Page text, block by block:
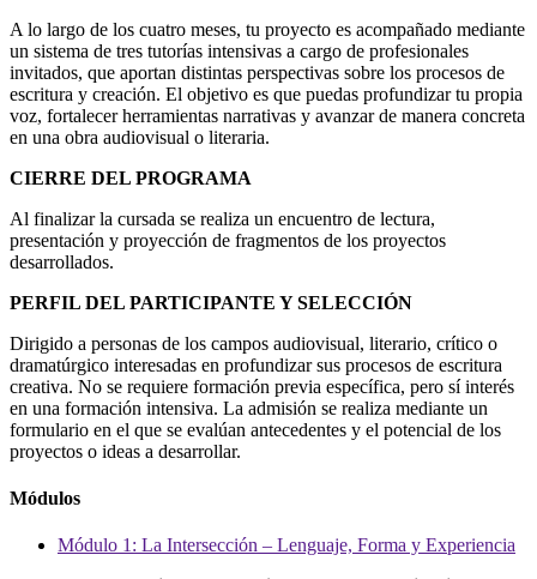
A lo largo de los cuatro meses, tu proyecto es acompañado mediante
un sistema de tres tutorías intensivas a cargo de profesionales
invitados, que aportan distintas perspectivas sobre los procesos de
escritura y creación. El objetivo es que puedas profundizar tu propia
voz, fortalecer herramientas narrativas y avanzar de manera concreta
en una obra audiovisual o literaria.
CIERRE DEL PROGRAMA
Al finalizar la cursada se realiza un encuentro de lectura,
presentación y proyección de fragmentos de los proyectos
desarrollados.
PERFIL DEL PARTICIPANTE Y SELECCIÓN
Dirigido a personas de los campos audiovisual, literario, crítico o
dramatúrgico interesadas en profundizar sus procesos de escritura
creativa. No se requiere formación previa específica, pero sí interés
en una formación intensiva. La admisión se realiza mediante un
formulario en el que se evalúan antecedentes y el potencial de los
proyectos o ideas a desarrollar.
Módulos
Módulo 1: La Intersección – Lenguaje, Forma y Experiencia